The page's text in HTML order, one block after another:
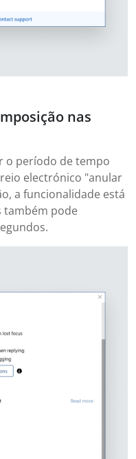
nas
o período de tempo
electrónico "anular
a funcionalidade está
também pode